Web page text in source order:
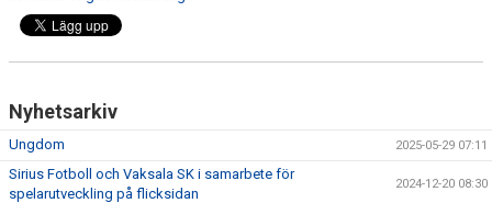
VÅRA LAG/TRÄNARE
MATCHER
Nyhetsarkiv
Ungdom 2025-05-29 07:11
Sirius Fotboll och Vaksala SK i samarbete för
spelarutveckling på flicksidan
2024-12-20 08:30